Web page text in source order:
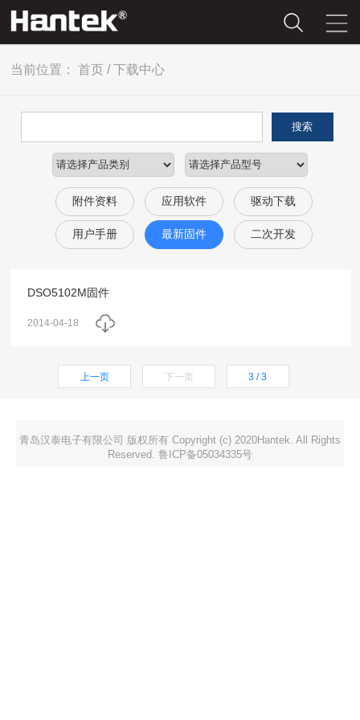
当前位置： 首页 /下载中心
搜索
附件资料 应用软件 驱动下载
用户手册 最新固件 二次开发
DSO5102M固件
2014-04-18
上一页 下一页 3 / 3
青岛汉泰电子有限公司 版权所有 Copyright (c) 2020Hantek. All Rights
Reserved. 鲁ICP备05034335号